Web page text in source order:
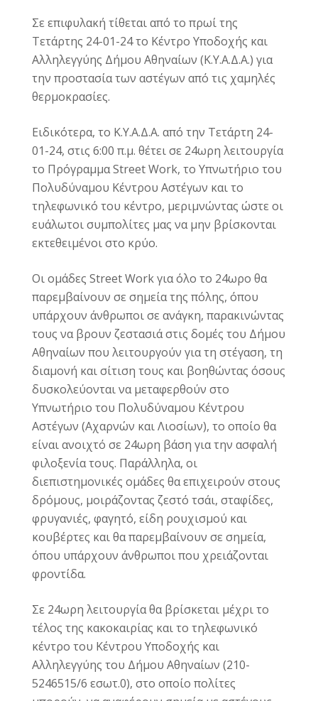
Σε επιφυλακή τίθεται από το πρωί της
Τετάρτης 24-01-24 το Κέντρο Υποδοχής και
Αλληλεγγύης Δήμου Αθηναίων (Κ.Υ.Α.Δ.Α.) για
την προστασία των αστέγων από τις χαμηλές
θερμοκρασίες.
Ειδικότερα, το Κ.Υ.Α.Δ.Α. από την Τετάρτη 24-
01-24, στις 6:00 π.μ. θέτει σε 24ωρη λειτουργία
το Πρόγραμμα Street Work, το Υπνωτήριο του
Πολυδύναμου Κέντρου Αστέγων και το
τηλεφωνικό του κέντρο, μεριμνώντας ώστε οι
ευάλωτοι συμπολίτες μας να μην βρίσκονται
εκτεθειμένοι στο κρύο.
Οι ομάδες Street Work για όλο το 24ωρο θα
παρεμβαίνουν σε σημεία της πόλης, όπου
υπάρχουν άνθρωποι σε ανάγκη, παρακινώντας
τους να βρουν ζεστασιά στις δομές του Δήμου
Αθηναίων που λειτουργούν για τη στέγαση, τη
διαμονή και σίτιση τους και βοηθώντας όσους
δυσκολεύονται να μεταφερθούν στο
Υπνωτήριο του Πολυδύναμου Κέντρου
Αστέγων (Αχαρνών και Λιοσίων), το οποίο θα
είναι ανοιχτό σε 24ωρη βάση για την ασφαλή
φιλοξενία τους. Παράλληλα, οι
διεπιστημονικές ομάδες θα επιχειρούν στους
δρόμους, μοιράζοντας ζεστό τσάι, σταφίδες,
φρυγανιές, φαγητό, είδη ρουχισμού και
κουβέρτες και θα παρεμβαίνουν σε σημεία,
όπου υπάρχουν άνθρωποι που χρειάζονται
φροντίδα.
Σε 24ωρη λειτουργία θα βρίσκεται μέχρι το
τέλος της κακοκαιρίας και το τηλεφωνικό
κέντρο του Κέντρου Υποδοχής και
Αλληλεγγύης του Δήμου Αθηναίων (210-
5246515/6 εσωτ.0), στο οποίο πολίτες